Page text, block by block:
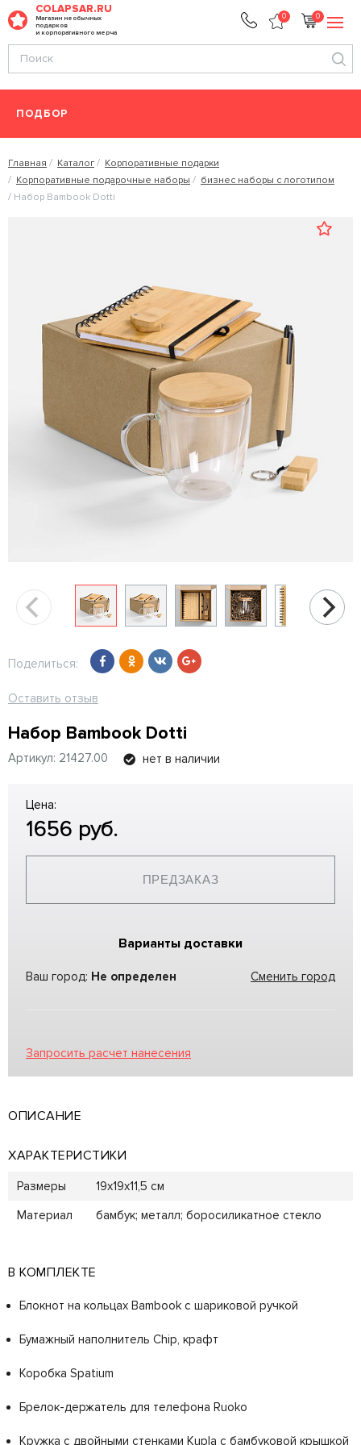
COLAPSAR.RU
Магазин необычных
подарков
и корпоративного мерча
0 0
ПОДБОР
Главная Каталог
Корпоративные подарки
Корпоративные подарочные наборы
бизнес наборы с логотипом
Набор Bambook Dotti
Поделиться:
Оставить отзыв
Набор Bambook Dotti
Артикул: 21427.00 нет в наличии
Цена:
1656 руб.
ПРЕДЗАКАЗ
Варианты доставки
Ваш город: Не определен Сменить город
Запросить расчет нанесения
ОПИСАНИЕ
ХАРАКТЕРИСТИКИ
Размеры
19х19х11,5 см
Материал
бамбук; металл; боросиликатное стекло
В КОМПЛЕКТЕ
Блокнот на кольцах Bambook с шариковой ручкой
Бумажный наполнитель Chip, крафт
Коробка Spatium
Брелок-держатель для телефона Ruoko
Кружка с двойными стенками Kupla с бамбуковой крышкой